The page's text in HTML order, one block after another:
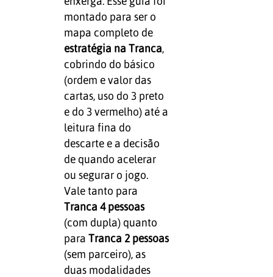
montado para ser o
mapa completo de
estratégia na Tranca,
cobrindo do básico
(ordem e valor das
cartas, uso do 3 preto
e do 3 vermelho) até a
leitura fina do
descarte e a decisão
de quando acelerar
ou segurar o jogo.
Vale tanto para
Tranca 4 pessoas
(com dupla) quanto
para Tranca 2 pessoas
(sem parceiro), as
duas modalidades